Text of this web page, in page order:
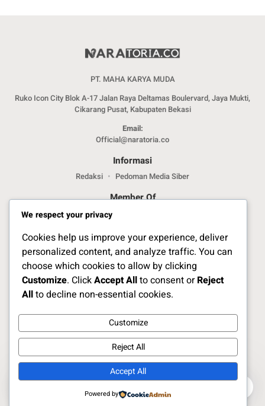
PT. MAHA KARYA MUDA
Ruko Icon City Blok A-17 Jalan Raya Deltamas Boulervard, Jaya Mukti,
Cikarang Pusat, Kabupaten Bekasi
Email:
Official@naratoria.co
Informasi
Redaksi Pedoman Media Siber
Member Of
Jelajahi Berita di Apps Kami
Ikuti Kami
Copyright Naratoria.co © 2025
We respect your privacy
Cookies help us improve your experience, deliver
personalized content, and analyze traffic. You can
choose which cookies to allow by clicking
Customize. ClickAccept Allto consent orReject
Allto decline non-essential cookies.
Customize
Reject All
Accept All
Powered by